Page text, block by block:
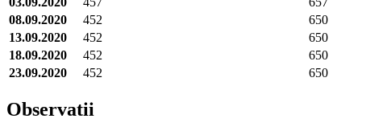
08.09.2020
452
650
13.09.2020
452
650
18.09.2020
452
650
23.09.2020
452 650
Observatii